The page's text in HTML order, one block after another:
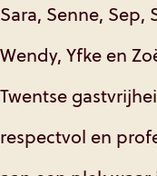
Sara, Senne, Sep,
Wendy, Yfke en
Twentse
respectvol en